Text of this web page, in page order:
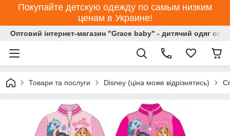
Покупайте детскую одежду по самым низким
ценам в Украине!
Оптовий інтернет-магазин "Grace baby" - дитячий одяг
Товари та послуги Disney (ціна може відрізнятись)